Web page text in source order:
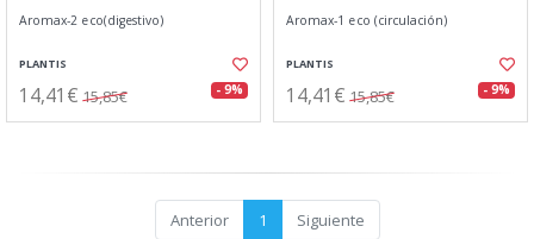
Aromax-2 eco(digestivo)
PLANTIS
14,41€ 15,85€ - 9%
Aromax-1 eco (circulación)
PLANTIS
14,41€ 15,85€ - 9%
Anterior 1 Siguiente